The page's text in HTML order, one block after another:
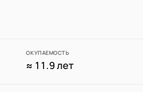
ОКУПАЕМОСТЬ
≈ 11.9 лет